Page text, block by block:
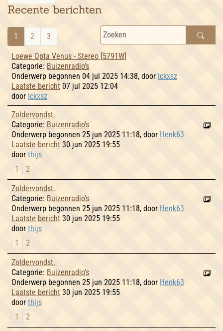
Recente berichten
1 2 3
Loewe Opta Venus - Stereo [5791W]
Categorie: Buizenradio's
Onderwerp begonnen 04 jul 2025 14:38, door Ickxsz
Laatste bericht 07 jul 2025 12:04
door Ickxsz
Zoldervondst.
Categorie: Buizenradio's
Onderwerp begonnen 25 jun 2025 11:18, door Henk63
Laatste bericht 30 jun 2025 19:55
door thijs
1
2
Zoldervondst.
Categorie: Buizenradio's
Onderwerp begonnen 25 jun 2025 11:18, door Henk63
Laatste bericht 30 jun 2025 19:55
door thijs
1
2
Zoldervondst.
Categorie: Buizenradio's
Onderwerp begonnen 25 jun 2025 11:18, door Henk63
Laatste bericht 30 jun 2025 19:55
door thijs
1
2